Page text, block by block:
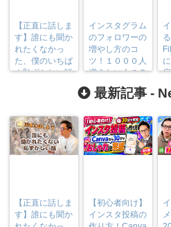
【正直に話しま
す】誰にも聞か
れたくなかっ
た、僕のいちば
ん恥ずかしい話
インスタグラム
のフォロワーの
増やし方のコ
ツ！１０００人
増えない人の７
つの共通点
最新記事 -
【正直に話しま
す】誰にも聞か
【初心者向け】
インスタ投稿の